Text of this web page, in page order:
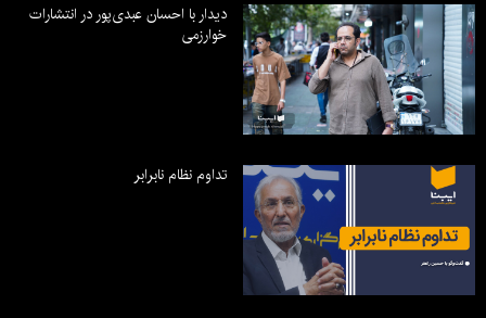
دیدار با احسان عبدی‌پور در انتشارات
خوارزمی
تداوم نظام نابرابر